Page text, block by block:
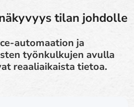
tilan johdolle
automaation ja
työnkulkujen avulla
reaaliaikaista tietoa.